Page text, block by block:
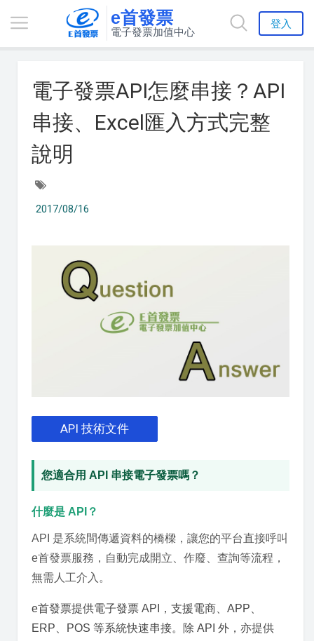
e首發票
電子發票加值中心
登入
電子發票API怎麼串接？API
串接、Excel匯入方式完整
說明
2017/08/16
API 技術文件
您適合用 API 串接電子發票嗎？
什麼是 API？
API 是系統間傳遞資料的橋樑，讓您的平台直接呼叫
e首發票服務，自動完成開立、作廢、查詢等流程，
無需人工介入。
e首發票提供電子發票 API，支援電商、APP、
ERP、POS 等系統快速串接。除 API 外，亦提供